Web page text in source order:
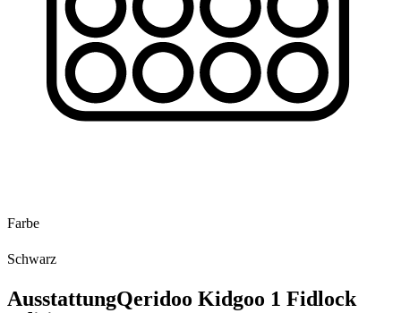
Farbe
Schwarz
AusstattungQeridoo Kidgoo 1 Fidlock